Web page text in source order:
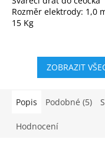
Rozměr elektrody: 1,0
15 Kg
ZOBRAZIT
Popis Podobné (5)
Hodnocení